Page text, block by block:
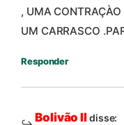
, UMA
UM CARRASCO
Responder
Bolivão IIdisse: